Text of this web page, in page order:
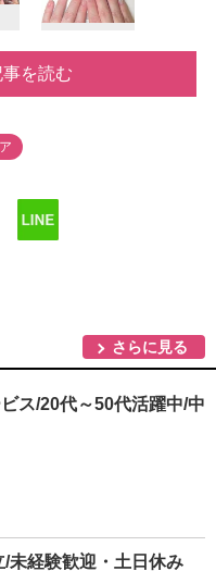
を読む
さらに見る
ス/20代～50代活躍中/中
未経験歓迎・土日休み